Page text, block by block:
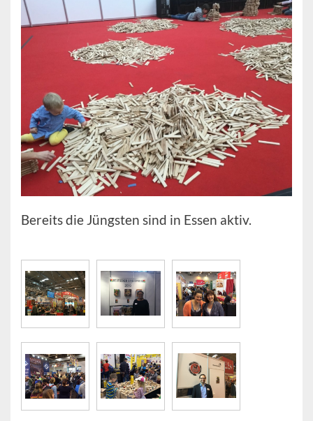
Bereits die Jüngsten sind in Essen aktiv.